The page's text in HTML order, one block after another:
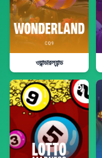
ওয়ান্ডারল্যান্ড